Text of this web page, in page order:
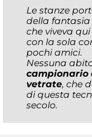
Le stanze
della fantasia
che viveva
con la sola
pochi amici.
Nessuna
campionario
vetrate, che
di questa
secolo.